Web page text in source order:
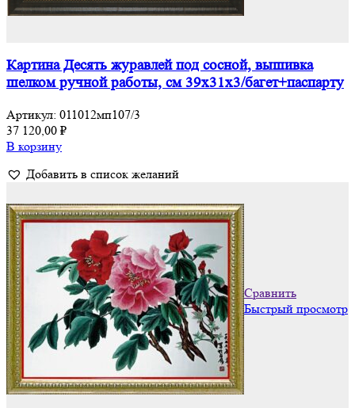
Картина Десять журавлей под сосной, вышивка
шелком ручной работы, см 39х31х3/багет+паспарту
Артикул: 011012мп107/3
37 120,00 ₽
В корзину
Добавить в список желаний
Сравнить
Быстрый просмотр